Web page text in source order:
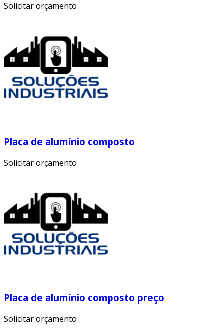
Solicitar orçamento
Placa de alumínio composto
Solicitar orçamento
Placa de alumínio composto preço
Solicitar orçamento